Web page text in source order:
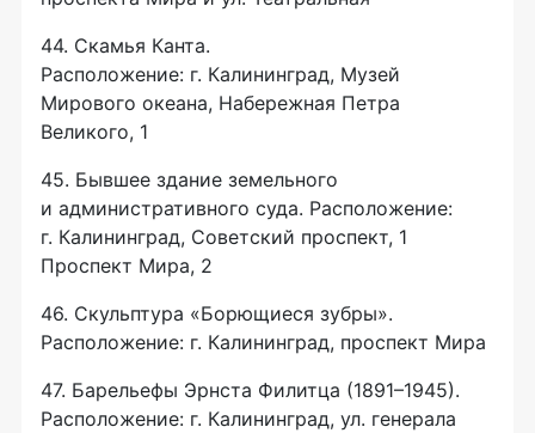
44. Скамья Канта.
Расположение: г. Калининград, Музей
Мирового океана, Набережная Петра
Великого, 1
45. Бывшее здание земельного
и административного суда. Расположение:
г. Калининград, Советский проспект, 1
Проспект Мира, 2
46. Скульптура «Борющиеся зубры».
Расположение: г. Калининград, проспект Мира
47. Барельефы Эрнста Филитца (1891–1945).
Расположение: г. Калининград, ул. генерала